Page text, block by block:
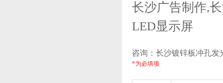
长沙广告制作,
LED显示屏
咨询：长沙镀锌板冲孔发
* 为必填项